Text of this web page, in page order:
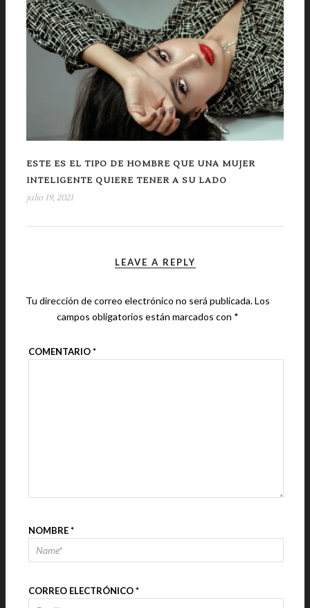
ESTE ES EL TIPO DE HOMBRE QUE UNA MUJER
INTELIGENTE QUIERE TENER A SU LADO
julio 19, 2021
LEAVE A REPLY
Tu dirección de correo electrónico no será publicada.Los
campos obligatorios están marcados con *
COMENTARIO*
NOMBRE*
CORREO ELECTRÓNICO*